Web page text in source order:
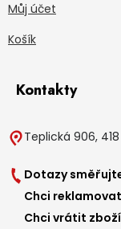
Můj účet
Košík
Kontakty
Teplická 906, 418
Dotazy
Chci
Chci vrátit